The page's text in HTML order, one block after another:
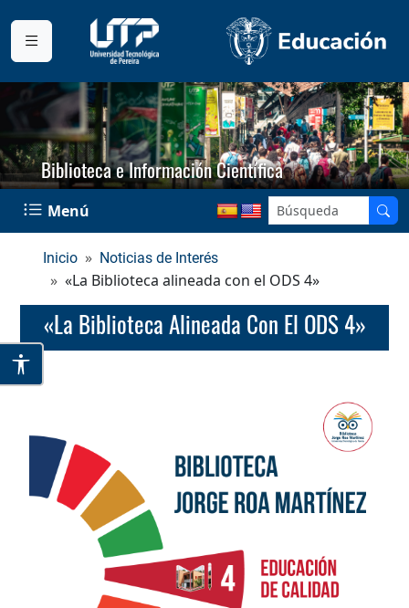
Biblioteca e Información Científica
Menú
Inicio Noticias de Interés
«La Biblioteca alineada con el ODS 4»
«La Biblioteca Alineada Con El ODS 4»